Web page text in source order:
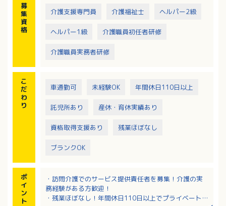
募
集
資
格
介護支援専門員 介護福祉士 ヘルパー2級
ヘルパー1級 介護職員初任者研修
介護職員実務者研修
こ
だ
わ
り
車通勤可 未経験OK 年間休日110日以上
託児所あり 産休・育休実績あり
資格取得支援あり 残業ほぼなし
ブランクOK
ポ
イ
ン
ト
・訪問介護でのサービス提供責任者を募集！介護の実
務経験がある方歓迎！
・残業ほぼなし！年間休日110日以上でプライベートも